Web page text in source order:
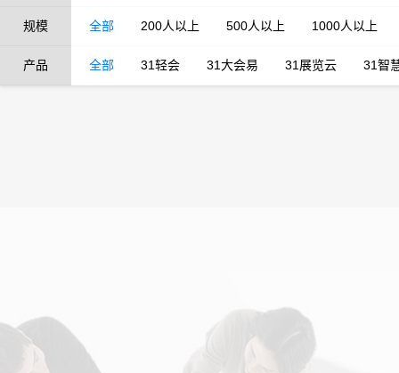
规模 全部 200人以上 500人以上 1000人以上
产品 全部 31轻会 31大会易 31展览云 31智